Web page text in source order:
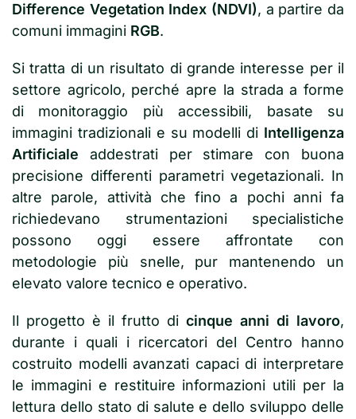
Difference Vegetation Index (NDVI), a partire da
comuni immagini RGB.
Si tratta di un risultato di grande interesse per il
settore agricolo, perché apre la strada a forme
di monitoraggio più accessibili, basate su
immagini tradizionali e su modelli di Intelligenza
Artificiale addestrati per stimare con buona
precisione differenti parametri vegetazionali. In
altre parole, attività che fino a pochi anni fa
richiedevano strumentazioni specialistiche
possono oggi essere affrontate con
metodologie più snelle, pur mantenendo un
elevato valore tecnico e operativo.
Il progetto è il frutto di cinque anni di lavoro,
durante i quali i ricercatori del Centro hanno
costruito modelli avanzati capaci di interpretare
le immagini e restituire informazioni utili per la
lettura dello stato di salute e dello sviluppo delle